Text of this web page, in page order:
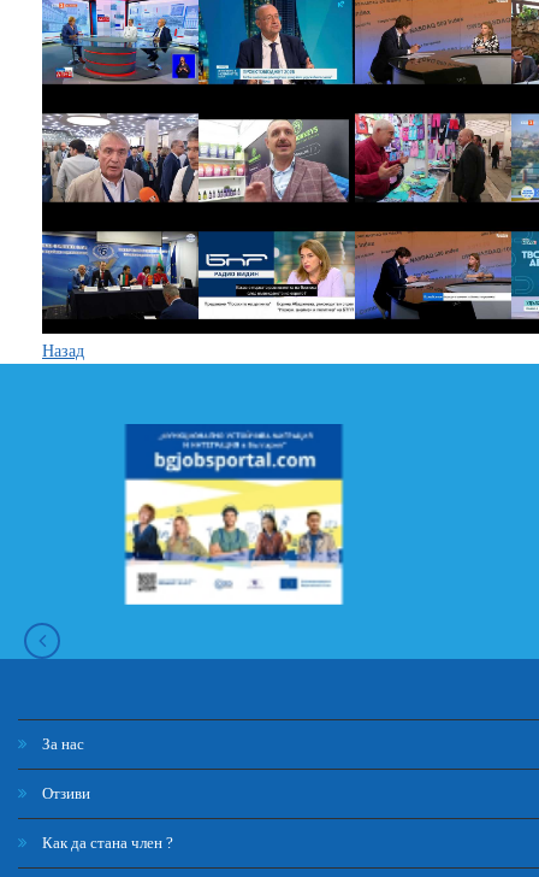
Назад
За нас
Отзиви
Как да стана член ?